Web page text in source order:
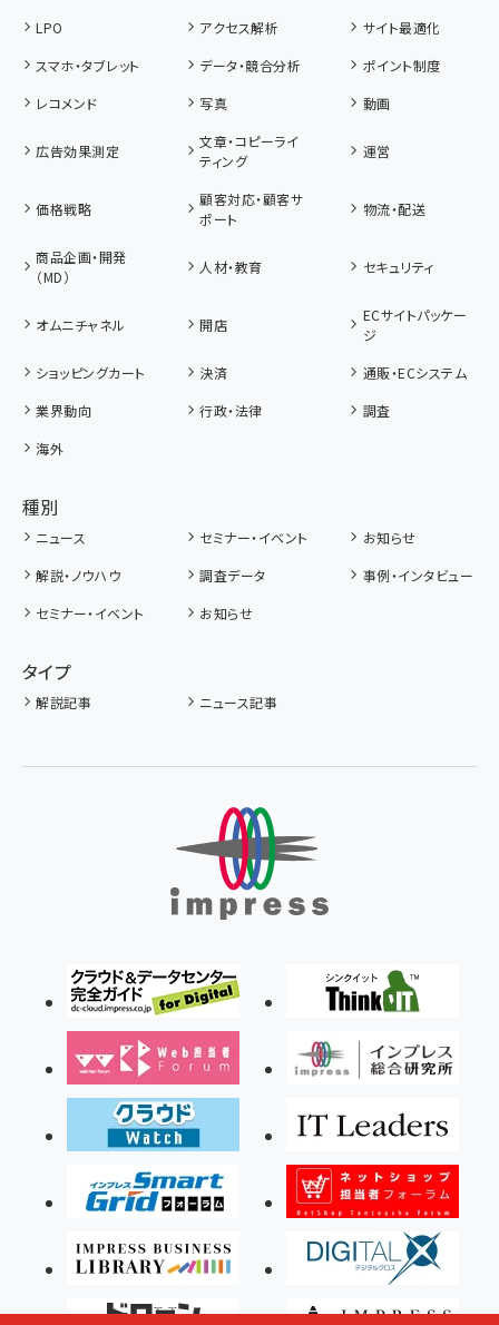
LPO
アクセス解析
サイト最適化
スマホ・タブレット
データ・競合分析
ポイント制度
レコメンド
写真 動画
広告効果測定
文章・コピーライ
ティング
運営
価格戦略
顧客対応・顧客サ
ポート
物流・配送
商品企画・開発
（MD）
人材・教育 セキュリティ
オムニチャネル 開店
ECサイトパッケー
ジ
ショッピングカート
決済
通販・ECシステム
業界動向
行政・法律
調査
海外
種別
ニュース セミナー・イベント
お知らせ
解説・ノウハウ
調査データ
事例・インタビュー
セミナー・イベント
お知らせ
タイプ
解説記事 ニュース記事